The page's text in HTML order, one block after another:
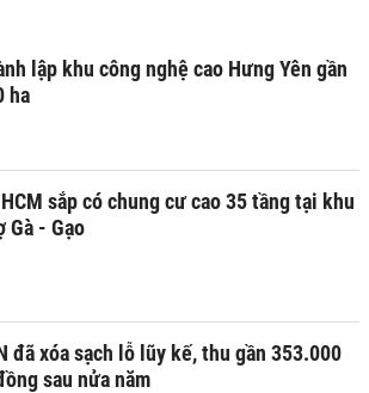
lập khu công nghệ cao Hưng Yên gần
ha
sắp có chung cư cao 35 tầng tại khu
Gà - Gạo
đã xóa sạch lỗ lũy kế, thu gần 353.000
sau nửa năm